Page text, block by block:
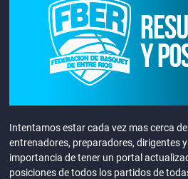
Intentamos estar cada vez mas cerca
entrenadores, preparadores, dirigentes
importancia de tener un portal
posiciones de todos los partidos de